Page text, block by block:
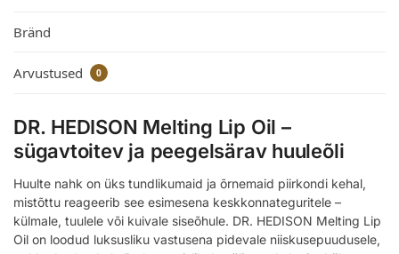
Bränd
Arvustused 0
DR. HEDISON Melting Lip Oil –
sügavtoitev ja peegelsärav huuleõli
Huulte nahk on üks tundlikumaid ja õrnemaid piirkondi kehal,
mistõttu reageerib see esimesena keskkonnateguritele –
külmale, tuulele või kuivale siseõhule. DR. HEDISON Melting Lip
Oil on loodud luksusliku vastusena pidevale niiskusepuudusele,